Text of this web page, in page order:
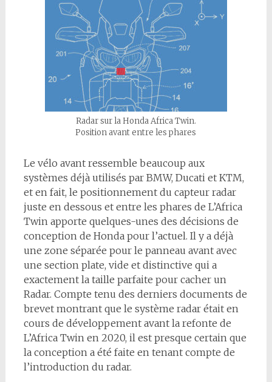
Radar sur la Honda Africa Twin.
Position avant entre les phares
Le vélo avant ressemble beaucoup aux
systèmes déjà utilisés par BMW, Ducati et KTM,
et en fait, le positionnement du capteur radar
juste en dessous et entre les phares de L’Africa
Twin apporte quelques-unes des décisions de
conception de Honda pour l’actuel. Il y a déjà
une zone séparée pour le panneau avant avec
une section plate, vide et distinctive qui a
exactement la taille parfaite pour cacher un
Radar. Compte tenu des derniers documents de
brevet montrant que le système radar était en
cours de développement avant la refonte de
L’Africa Twin en 2020, il est presque certain que
la conception a été faite en tenant compte de
l’introduction du radar.